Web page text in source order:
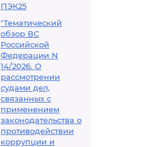
ПЭК25
"Тематический
обзор ВС
Российской
Федерации N
14/2026. О
рассмотрении
судами дел,
связанных с
применением
законодательства о
противодействии
коррупции и